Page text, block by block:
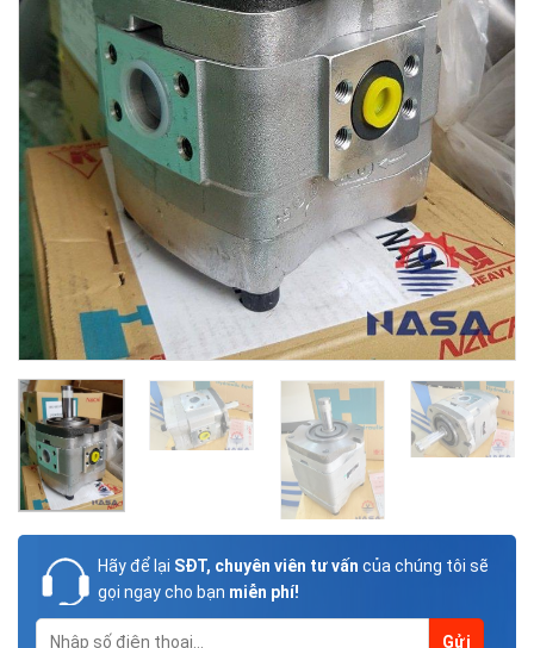
Hãy để lại SĐT, chuyên viên tư vấn của chúng tôi sẽ
gọi ngay cho bạn miễn phí!